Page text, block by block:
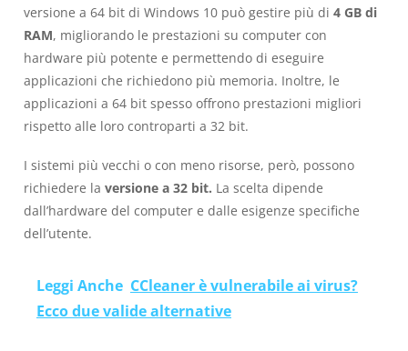
versione a 64 bit di Windows 10 può gestire più di 4 GB di
RAM, migliorando le prestazioni su computer con
hardware più potente e permettendo di eseguire
applicazioni che richiedono più memoria. Inoltre, le
applicazioni a 64 bit spesso offrono prestazioni migliori
rispetto alle loro controparti a 32 bit.
I sistemi più vecchi o con meno risorse, però, possono
richiedere la versione a 32 bit. La scelta dipende
dall’hardware del computer e dalle esigenze specifiche
dell’utente.
Leggi Anche CCleaner è vulnerabile ai virus?
Ecco due valide alternative